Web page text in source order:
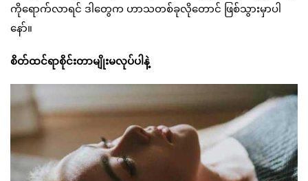
ကိုရောက်လာရင် ဒါတွေက ဟာသတစ်ခုလိုတောင် ဖြစ်သွားမှာပါ
နော်။
စိတ်ထင်ရာစိုင်းတာမျိုးမလုပ်ပါနဲ့